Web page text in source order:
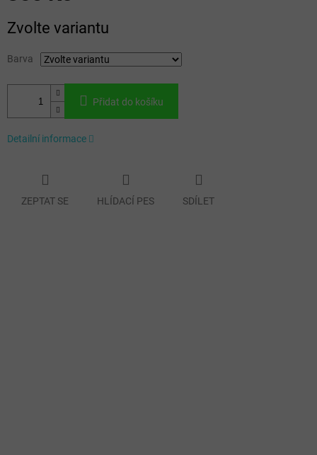
cena:
Zvolte variantu
Barva
Přidat do košíku
Detailní informace
ZEPTAT SE HLÍDACÍ PES SDÍLET